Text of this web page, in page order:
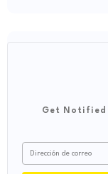
Get Notified